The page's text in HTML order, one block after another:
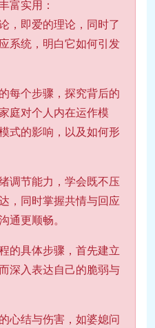
富实用：
，即爱的理论，同时了
系统，明白它如何引发
每个步骤，探究背后的
庭对个人内在运作模
式的影响，以及如何形
调节能力，学会既不压
，同时掌握共情与回应
通更顺畅。
的具体步骤，首先建立
深入表达自己的脆弱与
心结与伤害，如婆媳问